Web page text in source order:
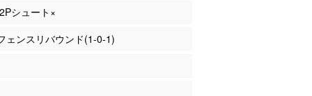
シュート×
ェンスリバウンド(1-0-1)